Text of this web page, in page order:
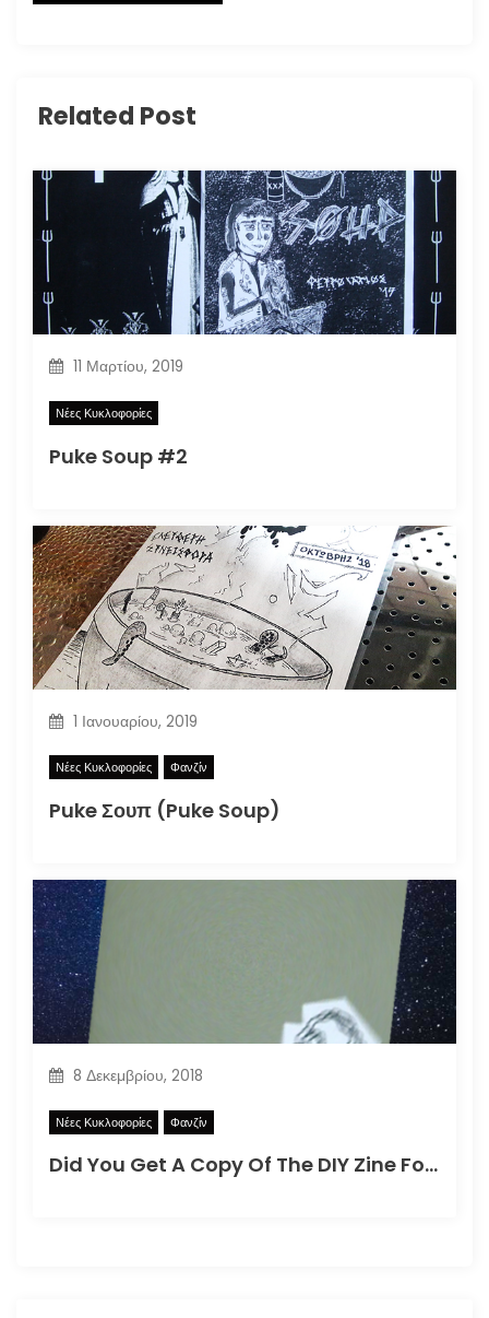
Related Post
11 Μαρτίου, 2019
Νέες Κυκλοφορίες
Puke Soup #2
1 Ιανουαρίου, 2019
Νέες Κυκλοφορίες Φανζίν
Puke Σουπ (Puke Soup)
8 Δεκεμβρίου, 2018
Νέες Κυκλοφορίες Φανζίν
Did You Get A Copy Of The DIY Zine For How To Better Participate In Your Local Apocalypse?